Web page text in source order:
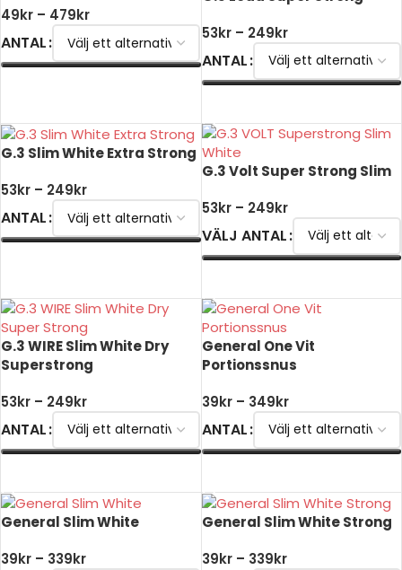
49kr – 479kr
ANTAL
53kr – 249kr
ANTAL
G.3 Slim White Extra Strong
53kr – 249kr
ANTAL
G.3 Volt Super Strong Slim
53kr – 249kr
VÄLJ ANTAL
G.3 WIRE Slim White Dry
Superstrong
53kr – 249kr
ANTAL
General One Vit
Portionssnus
39kr – 349kr
ANTAL
General Slim White
39kr – 339kr
General Slim White Strong
39kr – 339kr